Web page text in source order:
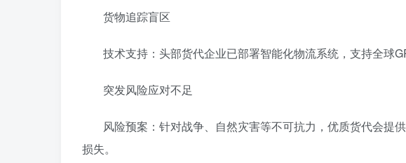
‌货物追踪盲区‌
技术支持‌：头部货代企业已部署智能化物流系统，支持全球
‌突发风险应对不足‌
风险预案‌：针对战争、自然灾害等不可抗力，优质货代会提
损失。